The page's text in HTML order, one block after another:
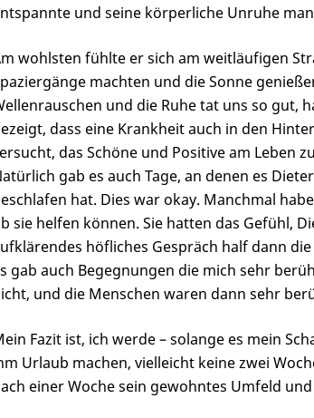
und seine körperliche Unruhe
wohlsten fühlte er sich am weitläufigen
machten und die Sonne
und die Ruhe tat uns so gut,
dass eine Krankheit auch in den
das Schöne und Positive am Leben
gab es auch Tage, an denen es
hat. Dies war okay. Manchmal
sie helfen können. Sie hatten das Gefühl,
höfliches Gespräch half dann
gab auch Begegnungen die mich sehr
und die Menschen waren dann sehr
Fazit ist, ich werde – solange es mein
Urlaub machen, vielleicht keine zwei
einer Woche sein gewohntes Umfeld